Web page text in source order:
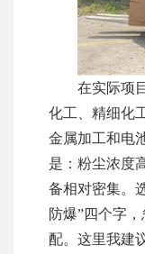
在实际项
化工、精细化
金属加工和电
是：粉尘浓度
备相对密集。
防爆”四个字
配。这里我建